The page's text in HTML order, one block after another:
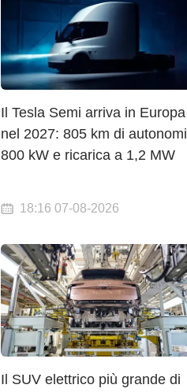
Il Tesla Semi arriva in Europa
nel 2027: 805 km di
800 kW e ricarica a 1,2 MW
18:16 07-08-2026
Il SUV elettrico più grande di